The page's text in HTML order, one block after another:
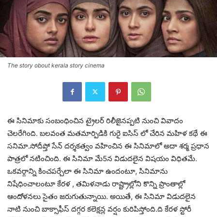
The story obout kerala story cinema
ఈ సినిమాకు సంబంధించిన ట్రైలర్ రిలీజైనప్పటి నుంచి వివాదం
చెలరేగింది. బలవంత మతమార్పిడికి గురై ఐసిస్ లో చేరిన మహిళ కథే ఈ
సనిమా.సోదీప్తో సేన్ దర్శకత్వం వహించిన ఈ సినిమాలో అదా శర్మ ప్రధాన
పాత్రలో నటించింది. ఈ సినిమా మే5న విడుదలైన విషయం విధితమే.
ఒకవర్గాన్ని కించపర్చేలా ఈ సినిమా ఉందంటూ, సినిమాను
నిషేధించాలంటూ కేరళ , తమిళనాడు రాష్ట్రాల్లోని కొన్ని ప్రాంతాల్లో
ఆందోళనలు సైతం జరుగుతున్నాయి. అయితే, ఈ సినిమా విడుదలైన
నాటి నుంచి బాక్సాఫీస్ దగ్గర కలెక్షన్ల వర్షం కురిపిస్తోంది.ది కేరళ స్టోరీ